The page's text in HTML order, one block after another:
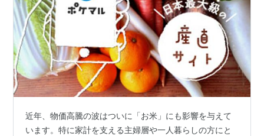
行う。
育苗における苗の生育が旺盛で徒長・老化苗になり
やすい。→は種は最後に（遅まき）、移植は最初に行
う。
近年、物価高騰の波はついに「お米」にも影響を与えて
います。特に家計を支える主婦層や一人暮らしの方にと